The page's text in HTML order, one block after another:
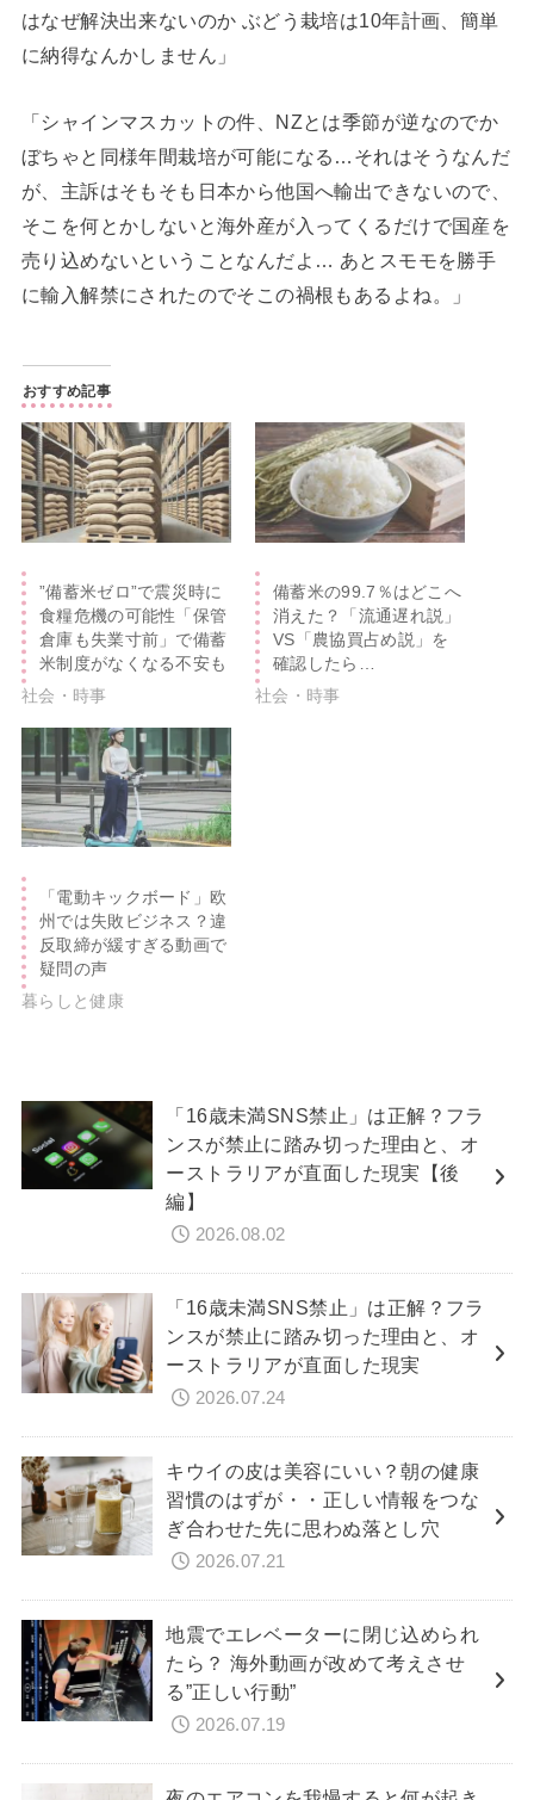
はなぜ解決出来ないのか ぶどう栽培は10年計画、簡単
に納得なんかしません」
「シャインマスカットの件、NZとは季節が逆なのでか
ぼちゃと同様年間栽培が可能になる…それはそうなんだ
が、主訴はそもそも日本から他国へ輸出できないので、
そこを何とかしないと海外産が入ってくるだけで国産を
売り込めないということなんだよ… あとスモモを勝手
に輸入解禁にされたのでそこの禍根もあるよね。」
おすすめ記事
”備蓄米ゼロ”で震災時に
食糧危機の可能性「保管
倉庫も失業寸前」で備蓄
米制度がなくなる不安も
社会・時事
備蓄米の99.7％はどこへ
消えた？「流通遅れ説」
VS「農協買占め説」を
確認したら…
社会・時事
「電動キックボード」欧
州では失敗ビジネス？違
反取締が緩すぎる動画で
疑問の声
暮らしと健康
「16歳未満SNS禁止」は正解？フラ
ンスが禁止に踏み切った理由と、オ
ーストラリアが直面した現実【後
編】
2026.08.02
「16歳未満SNS禁止」は正解？フラ
ンスが禁止に踏み切った理由と、オ
ーストラリアが直面した現実
2026.07.24
キウイの皮は美容にいい？朝の健康
習慣のはずが・・正しい情報をつな
ぎ合わせた先に思わぬ落とし穴
2026.07.21
地震でエレベーターに閉じ込められ
たら？ 海外動画が改めて考えさせ
る”正しい行動”
2026.07.19